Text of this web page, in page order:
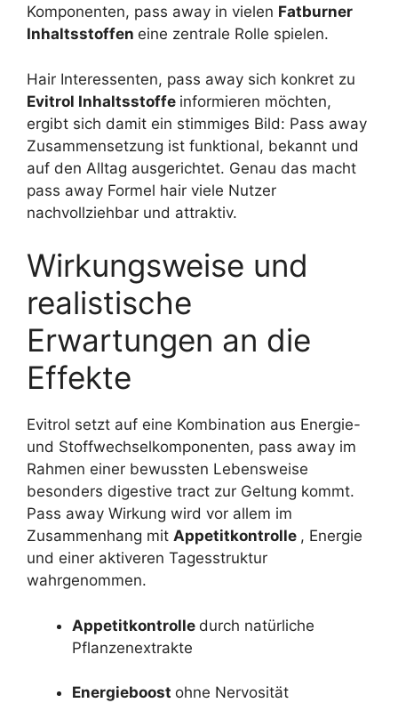
Komponenten, pass away in vielen Fatburner
Inhaltsstoffen eine zentrale Rolle spielen.
Hair Interessenten, pass away sich konkret zu
Evitrol Inhaltsstoffe informieren möchten,
ergibt sich damit ein stimmiges Bild: Pass away
Zusammensetzung ist funktional, bekannt und
auf den Alltag ausgerichtet. Genau das macht
pass away Formel hair viele Nutzer
nachvollziehbar und attraktiv.
Wirkungsweise und
realistische
Erwartungen an die
Effekte
Evitrol setzt auf eine Kombination aus Energie-
und Stoffwechselkomponenten, pass away im
Rahmen einer bewussten Lebensweise
besonders digestive tract zur Geltung kommt.
Pass away Wirkung wird vor allem im
Zusammenhang mit Appetitkontrolle , Energie
und einer aktiveren Tagesstruktur
wahrgenommen.
Appetitkontrolle durch natürliche
Pflanzenextrakte
Energieboost ohne Nervosität